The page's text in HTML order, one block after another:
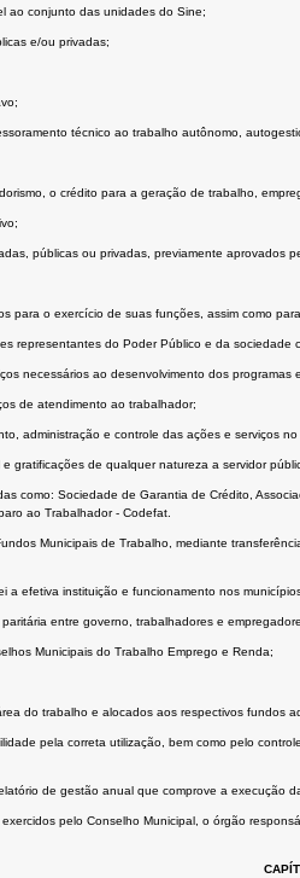
ao conjunto das unidades do Sine;
e/ou privadas;
técnico ao trabalho autônomo,
o crédito para a geração de trabalho,
públicas ou privadas, previamente aprovados
para o exercício de suas funções, assim como
representantes do Poder Público e da
necessários ao desenvolvimento dos programas
de atendimento ao trabalhador;
administração e controle das ações e serviços
gratificações de qualquer natureza a servidor
como: Sociedade de Garantia de Crédito,
ao Trabalhador - Codefat.
Municipais de Trabalho, mediante
a efetiva instituição e funcionamento nos
entre governo, trabalhadores e
Municipais do Trabalho Emprego e Renda;
do trabalho e alocados aos respectivos fundos
pela correta utilização, bem como pelo
de gestão anual que comprove a execução
pelo Conselho Municipal, o órgão